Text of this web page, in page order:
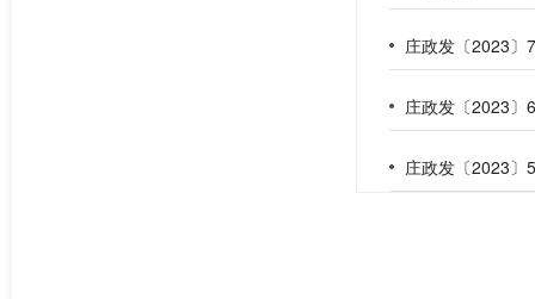
庄政发〔2023〕
庄政发〔2023〕